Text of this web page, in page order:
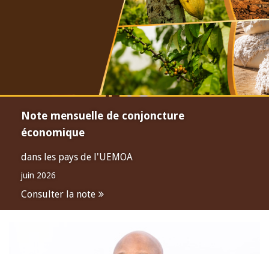
Note mensuelle de conjoncture
économique
dans les pays de l'UEMOA
juin 2026
Consulter la note